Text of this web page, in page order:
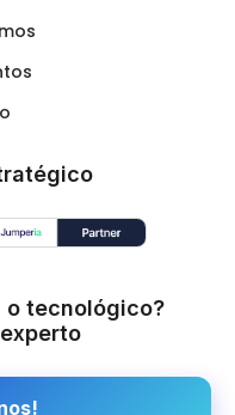
o tecnológico?